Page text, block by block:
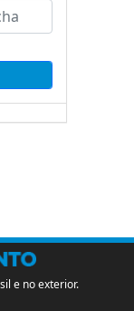
e no exterior.